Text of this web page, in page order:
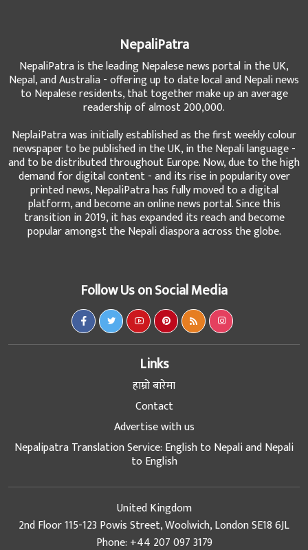
NepaliPatra
NepaliPatra is the leading Nepalese news portal in the UK,
Nepal, and Australia - offering up to date local and Nepali news
to Nepalese residents, that together make up an average
readership of almost 200,000.
NeplaiPatra was initially established as the first weekly colour
newspaper to be published in the UK, in the Nepali language -
and to be distributed throughout Europe. Now, due to the high
demand for digital content - and its rise in popularity over
printed news, NepaliPatra has fully moved to a digital
platform, and become an online news portal. Since this
transition in 2019, it has expanded its reach and become
popular amongst the Nepali diaspora across the globe.
Follow Us on Social Media
Links
हाम्रो बारेमा
Contact
Advertise with us
Nepalipatra Translation Service: English to Nepali and Nepali
to English
United Kingdom
2nd Floor 115-123 Powis Street, Woolwich, London SE18 6JL
Phone: +44 207 097 3179